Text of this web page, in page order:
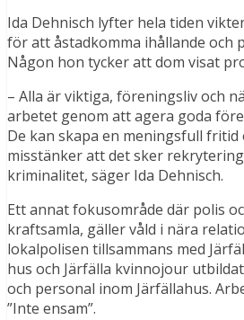
Ida Dehnisch lyfter hela tiden
för att åstadkomma ihållande och
Någon hon tycker att dom visat
– Alla är viktiga, föreningsliv och
arbetet genom att agera goda
De kan skapa en meningsfull fritid
misstänker att det sker
kriminalitet, säger Ida Dehnisch.
Ett annat fokusområde där polis
kraftsamla, gäller våld i nära
lokalpolisen tillsammans med
hus och Järfälla kvinnojour
och personal inom Järfällahus.
”Inte ensam”.